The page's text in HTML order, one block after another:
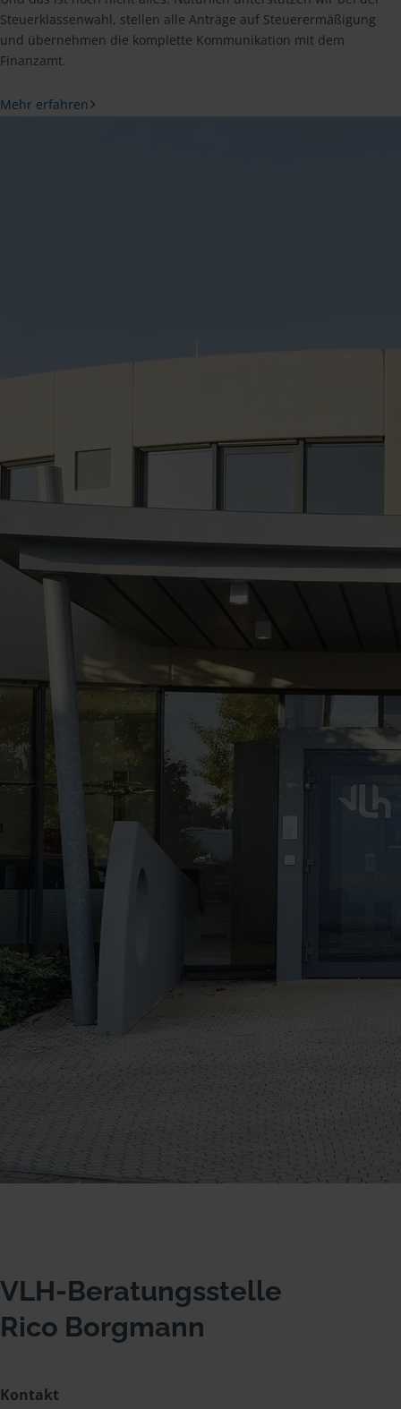
Steuerklassenwahl, stellen alle Anträge auf Steuerermäßigung
und übernehmen die komplette Kommunikation mit dem
Finanzamt.
Mehr erfahren
VLH-Beratungsstelle
Rico Borgmann
Kontakt